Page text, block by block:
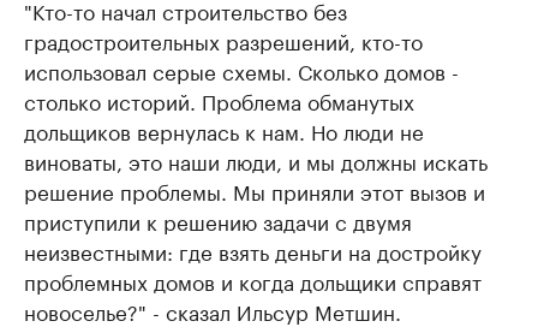
"Кто-то начал строительство без
градостроительных разрешений, кто-то
использовал серые схемы. Сколько домов -
столько историй. Проблема обманутых
дольщиков вернулась к нам. Но люди не
виноваты, это наши люди, и мы должны искать
решение проблемы. Мы приняли этот вызов и
приступили к решению задачи с двумя
неизвестными: где взять деньги на достройку
проблемных домов и когда дольщики справят
новоселье?" - сказал Ильсур Метшин.